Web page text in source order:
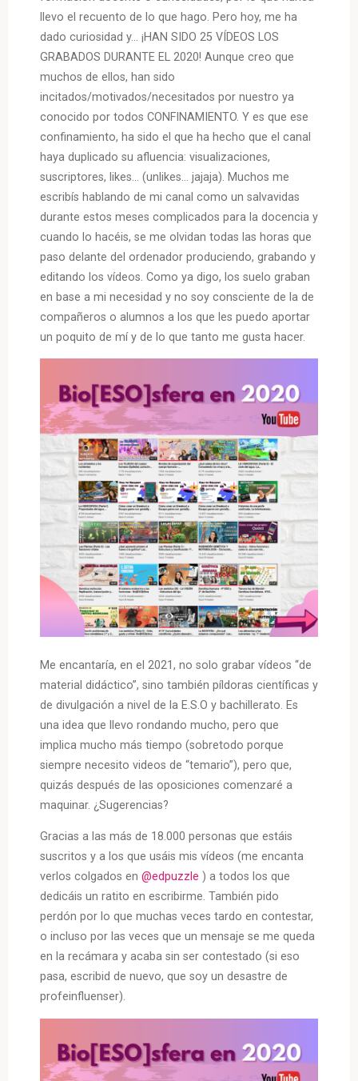
llevo el recuento de lo que hago. Pero hoy, me ha
dado curiosidad y… ¡HAN SIDO 25 VÍDEOS LOS
GRABADOS DURANTE EL 2020! Aunque creo que
muchos de ellos, han sido
incitados/motivados/necesitados por nuestro ya
conocido por todos CONFINAMIENTO. Y es que ese
confinamiento, ha sido el que ha hecho que el canal
haya duplicado su afluencia: visualizaciones,
suscriptores, likes… (unlikes… jajaja). Muchos me
escribís hablando de mi canal como un salvavidas
durante estos meses complicados para la docencia y
cuando lo hacéis, se me olvidan todas las horas que
paso delante del ordenador produciendo, grabando y
editando los vídeos. Como ya digo, los suelo graban
en base a mi necesidad y no soy consciente de la de
compañeros o alumnos a los que les puedo aportar
un poquito de mí y de lo que tanto me gusta hacer.
Me encantaría, en el 2021, no solo grabar vídeos “de
material didáctico”, sino también píldoras científicas y
de divulgación a nivel de la E.S.O y bachillerato. Es
una idea que llevo rondando mucho, pero que
implica mucho más tiempo (sobretodo porque
siempre necesito videos de “temario”), pero que,
quizás después de las oposiciones comenzaré a
maquinar. ¿Sugerencias?
Gracias a las más de 18.000 personas que estáis
suscritos y a los que usáis mis vídeos (me encanta
verlos colgados en @edpuzzle ) a todos los que
dedicáis un ratito en escribirme. También pido
perdón por lo que muchas veces tardo en contestar,
o incluso por las veces que un mensaje se me queda
en la recámara y acaba sin ser contestado (si eso
pasa, escribid de nuevo, que soy un desastre de
profeinfluenser).